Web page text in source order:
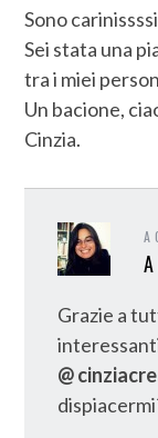
Sono
Sei stata una
tra i miei
Un bacione,
Cinzia.
Grazie a
@